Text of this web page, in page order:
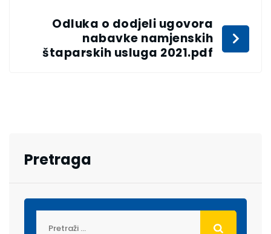
Odluka o dodjeli ugovora
nabavke namjenskih
štaparskih usluga 2021.pdf
Pretraga